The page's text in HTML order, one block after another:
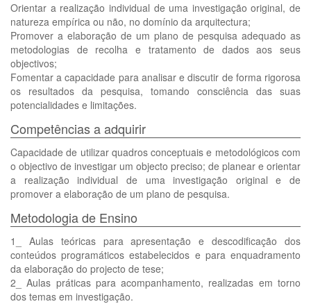
Orientar a realização individual de uma investigação original, de
natureza empírica ou não, no domínio da arquitectura;
Promover a elaboração de um plano de pesquisa adequado as
metodologias de recolha e tratamento de dados aos seus
objectivos;
Fomentar a capacidade para analisar e discutir de forma rigorosa
os resultados da pesquisa, tomando consciência das suas
potencialidades e limitações.
Competências a adquirir
Capacidade de utilizar quadros conceptuais e metodológicos com
o objectivo de investigar um objecto preciso; de planear e orientar
a realização individual de uma investigação original e de
promover a elaboração de um plano de pesquisa.
Metodologia de Ensino
1_ Aulas teóricas para apresentação e descodificação dos
conteúdos programáticos estabelecidos e para enquadramento
da elaboração do projecto de tese;
2_ Aulas práticas para acompanhamento, realizadas em torno
dos temas em investigação.